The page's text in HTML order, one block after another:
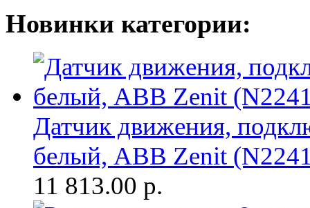
Новинки категории:
Датчик движения,
белый, ABB Zenit
11 813.00 р.